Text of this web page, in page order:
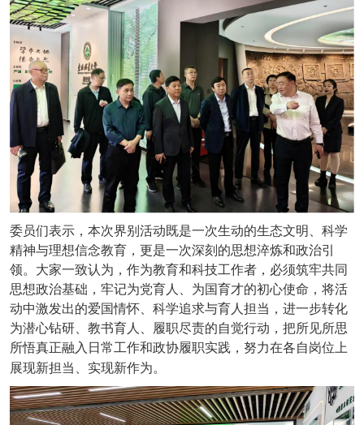
委员们表示，本次界别活动既是一次生动的生态文明、科学
精神与理想信念教育，更是一次深刻的思想淬炼和政治引
领。大家一致认为，作为教育和科技工作者，必须筑牢共同
思想政治基础，牢记为党育人、为国育才的初心使命，将活
动中激发出的爱国情怀、科学追求与育人担当，进一步转化
为潜心钻研、教书育人、履职尽责的自觉行动，把所见所思
所悟真正融入日常工作和政协履职实践，努力在各自岗位上
展现新担当、实现新作为。